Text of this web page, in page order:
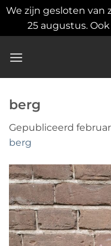
We zijn gesloten van
25 augustus.
naar
berg
Gepubliceerd
berg